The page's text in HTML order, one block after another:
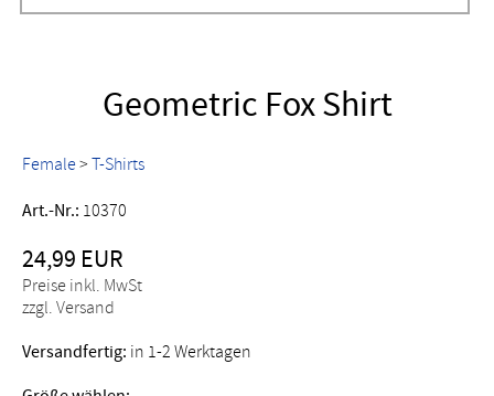
Geometric Fox Shirt
Female> T-Shirts
Art.-Nr.: 10370
24,99 EUR
Preise inkl. MwSt
zzgl. Versand
Versandfertig: in 1-2 Werktagen